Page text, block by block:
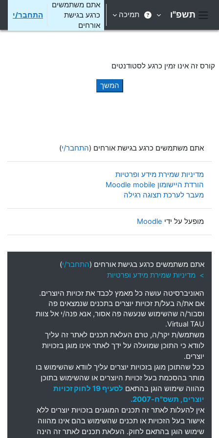
תשפ"ו תמיכה
אתם משתמשים
כרגע בגישת
אורחים
התחבר/י
קורס זה אינו זמין כרגע לסטודנטים
המשך
אתם משתמשים כרגע בגישת אורחים (התחבר/י)
מדיניות שמירת מידע ופרטיות
הורדת היישומון Moodle mobile
מעבר לערכת תצוגה רגילה
מופעל על ידי Moodle
אתם משתמשים כרגע בגישת אורחים (התחבר/י)
> מדיניות שמירת מידע ופרטיות
האוניברסיטה עושה כל מאמץ לכבד את זכויות היוצרים.
אם את/ה בעל/ת זכויות יוצרים בתכנים שנמצאים פה
וסבור/ה שהשימוש שנעשה פה אסור, אנא פנה/י אל צוות
Virtual TAU.
משתמש/ת יקר/ה, טרם העלאת תכנים לאתר זה עליך
לוודא כי התוכן שמועלה על ידך לאתר אינו מוגן בזכויות
יוצרים.
ככל שהתוכן מוגן בזכויות יוצרים עליך לוודא שהשימוש בו
מותר בהסכמת בעל זכויות היוצרים או שהשימוש בתוכן
מהווה שימוש הוגן בהתאם
לסעיף 19 לחוק זכויות
יוצרים, תשס"ח-2007.
אין להעלות לאתר זה תכנים המוגנים בזכויות יוצרים ללא
אישור בעל הזכויות או תכנים שהשימוש בהם אינו מהווה
שימוש הוגן בהתאם לחוק. העלאת תכנים לאתר זה הינה